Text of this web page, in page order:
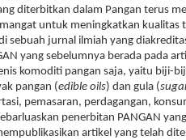
diterbitkan dalam Pangan terus
untuk meningkatkan kualitas
sebuah jurnal ilmiah yang
yang sebelumnya berada pada
komoditi pangan saja, yaitu biji-
pangan (edible oils) dan gula (
pemasaran, perdagangan,
penerbitan PANGAN
artikel yang telah